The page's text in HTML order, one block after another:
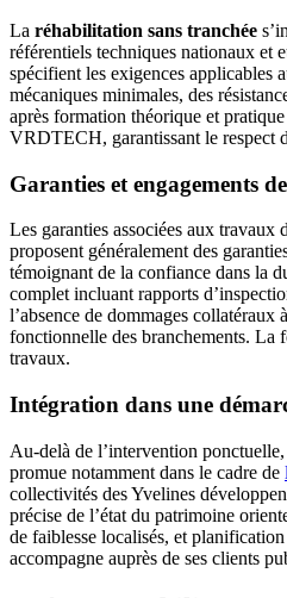
La réhabilitation sans tranchée
référentiels techniques nationaux et
spécifient les exigences applicables
mécaniques minimales, des
après formation théorique et
VRDTECH, garantissant le respect
Garanties et engagements
Les garanties associées aux
proposent généralement des
témoignant de la confiance dans la
complet incluant rapports
l’absence de dommages
fonctionnelle des branchements. La
travaux.
Intégration dans une
Au-delà de l’intervention
promue notamment dans le cadre de
collectivités des Yvelines
précise de l’état du patrimoine
de faiblesse localisés, et
accompagne auprès de ses clients